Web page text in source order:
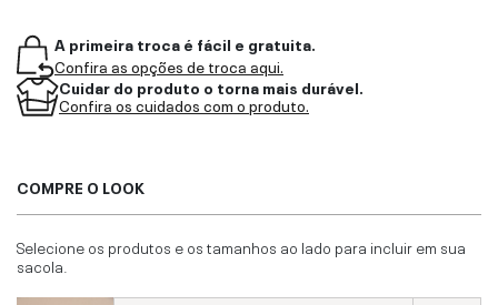
A primeira troca é fácil e gratuita.
Confira as opções de troca aqui.
Cuidar do produto o torna mais durável.
Confira os cuidados com o produto.
COMPRE O LOOK
Selecione os produtos e os tamanhos ao lado para incluir em sua
sacola.